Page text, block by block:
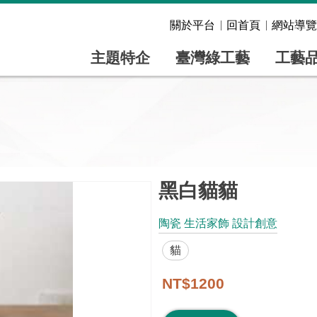
關於平台 回首頁 網站導覽
主題特企 臺灣綠工藝 工藝
黑白貓貓
陶瓷 生活家飾 設計創意
貓
NT$1200